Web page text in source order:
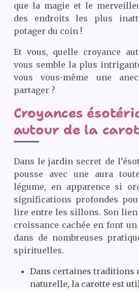
que la magie et le
des endroits les plus
potager du coin !
Et vous, quelle croyance
vous semble la plus
vous vous-même une
partager ?
Croyances
autour de la
Dans le jardin secret de
pousse avec une aura
légume, en apparence si
significations profondes
lire entre les sillons. Son lien
croissance cachée en font
dans de nombreuses
spirituelles.
Dans certaines traditions
naturelle, la carotte est